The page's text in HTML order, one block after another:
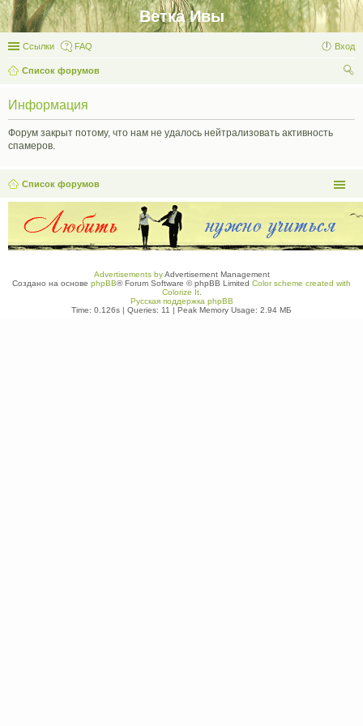
Ветка Ивы
Ссылки FAQ Вход
Список форумов
Информация
Форум закрыт потому, что нам не удалось нейтрализовать активность
спамеров.
Список форумов
Advertisements byAdvertisement Management
Создано на основе phpBB® Forum Software © phpBB Limited Color scheme created with
Colorize It.
Русская поддержка phpBB
Time: 0.126s | Queries: 11 | Peak Memory Usage: 2.94 МБ